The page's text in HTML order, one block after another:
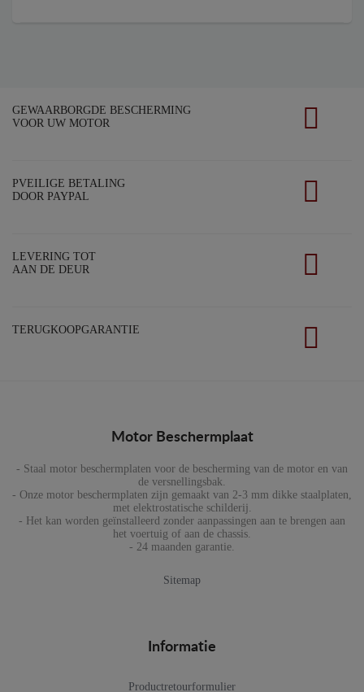
GEWAARBORGDE BESCHERMING
VOOR UW MOTOR
PVEILIGE BETALING
DOOR PAYPAL
LEVERING TOT
AAN DE DEUR
TERUGKOOPGARANTIE
Motor Beschermplaat
- Staal motor beschermplaten voor de bescherming van de motor en van
de versnellingsbak.
- Onze motor beschermplaten zijn gemaakt van 2-3 mm dikke staalplaten,
met elektrostatische schilderij.
- Het kan worden geïnstalleerd zonder aanpassingen aan te brengen aan
het voertuig of aan de chassis.
- 24 maanden garantie.
Sitemap
Informatie
Productretourformulier